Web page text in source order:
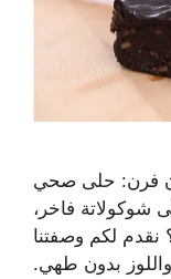
فرن: حلى صحي
فاخر،
لكم وصفتنا
بدون طهي.